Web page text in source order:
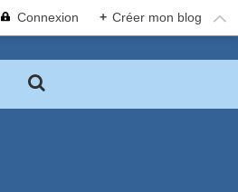
Connexion + Créer mon blog